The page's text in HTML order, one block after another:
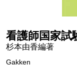
看護師国家試
杉本由香編著
Gakken